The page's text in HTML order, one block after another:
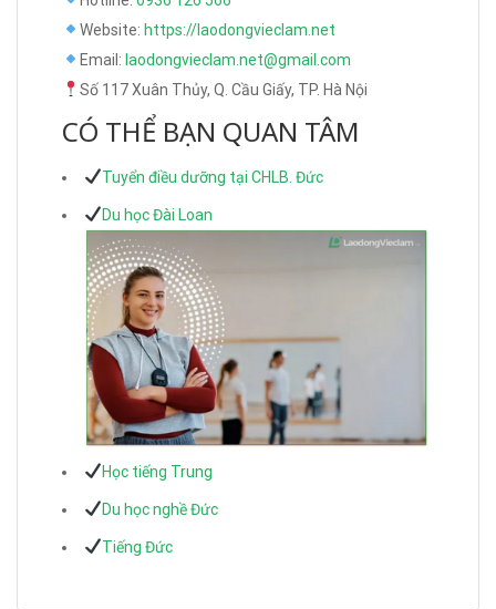
Website: https://laodongvieclam.net
Email: laodongvieclam.net@gmail.com
Số 117 Xuân Thủy, Q. Cầu Giấy, TP. Hà Nội
CÓ THỂ BẠN QUAN TÂM
Tuyển điều dưỡng tại CHLB. Đức
Du học Đài Loan
Học tiếng Trung
Du học nghề Đức
Tiếng Đức